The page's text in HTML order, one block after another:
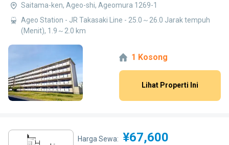
Saitama-ken, Ageo-shi, Ageomura 1269-1
Ageo Station - JR Takasaki Line - 25.0～26.0 Jarak tempuh
(Menit), 1.9～2.0 km
1 Kosong
Lihat Properti Ini
Harga Sewa: ¥67,600